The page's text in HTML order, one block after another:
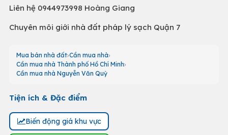
Liên hệ 0944973998 Hoàng Giang
Chuyên môi giới nhà đất pháp lý sạch Quận 7
Mua bán nhà đất Cần mua nhà
Cần mua nhà Thành phố Hồ Chí Minh
Cần mua nhà Nguyễn Văn Quỳ
Tiện ích & Đặc điểm
Biến động giá khu vực